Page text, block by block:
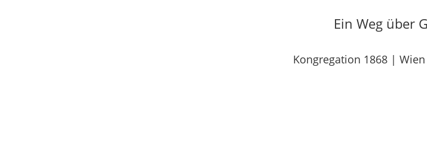
Ein Weg über
Kongregation 1868 |